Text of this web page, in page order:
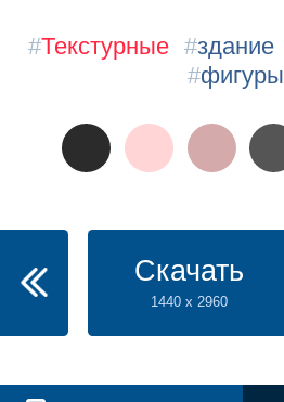
#Текстурные #здание
#фигуры
Скачать
1440 x 2960